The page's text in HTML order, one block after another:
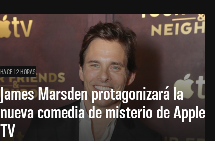
HACE 12 HORAS
James Marsden protagonizará la
nueva comedia de misterio de Apple
TV